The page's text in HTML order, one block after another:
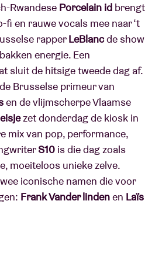
Rwandese Porcelain id brengt
en rauwe vocals mee naar ‘t
rapperLeBlancde show
energie. Een
sluit de hitsige tweede dag af.
Brusselse primeur van
en de vlijmscherpe Vlaamse
zet donderdag de kiosk in
mix van pop, performance,
S10 is die dag zoals
moeiteloos unieke zelve.
iconische namen die voor
Frank Vander lindenen Laïs